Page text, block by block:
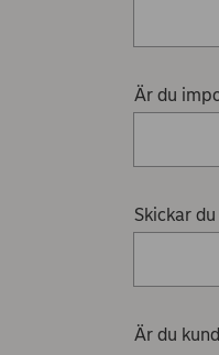
Är du
Skickar
Är du